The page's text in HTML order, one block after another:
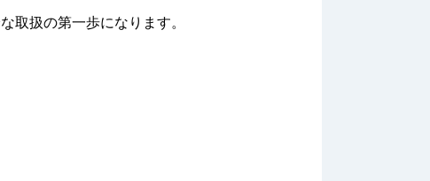
取扱の第一歩になります。